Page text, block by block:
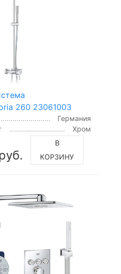
260 23061003
Германия
Хром
В
КОРЗИНУ